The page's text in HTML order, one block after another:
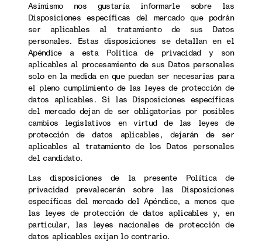
Asimismo nos gustaría informarle sobre las
Disposiciones específicas del mercado que podrán
ser aplicables al tratamiento de sus Datos
personales. Estas disposiciones se detallan en el
Apéndice a esta Política de privacidad y son
aplicables al procesamiento de sus Datos personales
solo en la medida en que puedan ser necesarias para
el pleno cumplimiento de las leyes de protección de
datos aplicables. Si las Disposiciones específicas
del mercado dejan de ser obligatorias por posibles
cambios legislativos en virtud de las leyes de
protección de datos aplicables, dejarán de ser
aplicables al tratamiento de los Datos personales
del candidato.
Las disposiciones de la presente Política de
privacidad prevalecerán sobre las Disposiciones
específicas del mercado del Apéndice, a menos que
las leyes de protección de datos aplicables y, en
particular, las leyes nacionales de protección de
datos aplicables exijan lo contrario.